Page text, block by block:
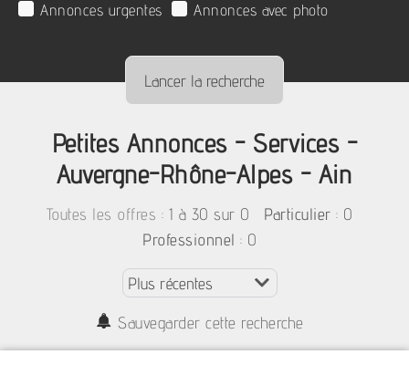
Annonces urgentes
Annonces avec photo
Petites Annonces - Services -
Auvergne-Rhône-Alpes - Ain
Toutes les offres : 1 à 30 sur 0 Particulier : 0
Professionnel : 0
Sauvegarder cette recherche